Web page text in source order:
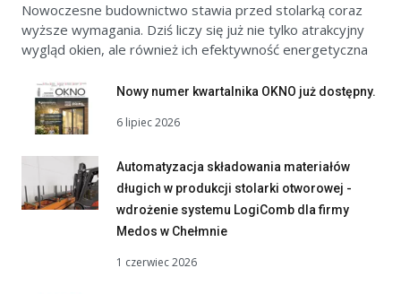
Nowoczesne budownictwo stawia przed stolarką coraz
wyższe wymagania. Dziś liczy się już nie tylko atrakcyjny
wygląd okien, ale również ich efektywność energetyczna
Nowy numer kwartalnika OKNO już dostępny.
6 lipiec 2026
Automatyzacja składowania materiałów
długich w produkcji stolarki otworowej -
wdrożenie systemu LogiComb dla firmy
Medos w Chełmnie
1 czerwiec 2026